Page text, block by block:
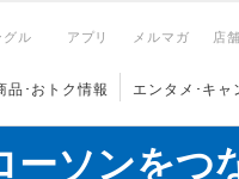
アプリ メルマガ 店
品･おトク情報 エンタメ･キャ
ーソンをつ